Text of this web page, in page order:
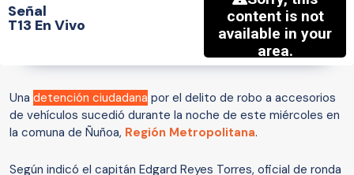
Señal
T13 En Vivo
Una detención ciudadana por el delito de robo a accesorios
de vehículos sucedió durante la noche de este miércoles en
la comuna de Ñuñoa, Región Metropolitana.
Según indicó el capitán Edgard Reyes Torres, oficial de ronda